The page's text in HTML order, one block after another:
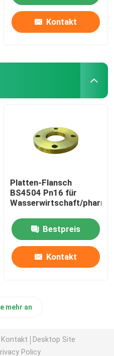
Kontakt
Platten-Flansch
BS4504 Pn16 für
Wasserwirtschaft/
Bestpreis
Kontakt
mehr an
Kontakt
Desktop Site
Policy